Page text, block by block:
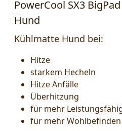
PowerCool SX3
Hund
Kühlmatte Hund bei:
Hitze
starkem Hecheln
Hitze Anfälle
Überhitzung
für mehr
für mehr Wohlbefinden